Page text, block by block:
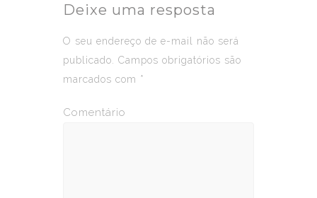
Deixe uma resposta
O seu endereço de e-mail não será
publicado.
Campos obrigatórios são
marcados com *
Comentário